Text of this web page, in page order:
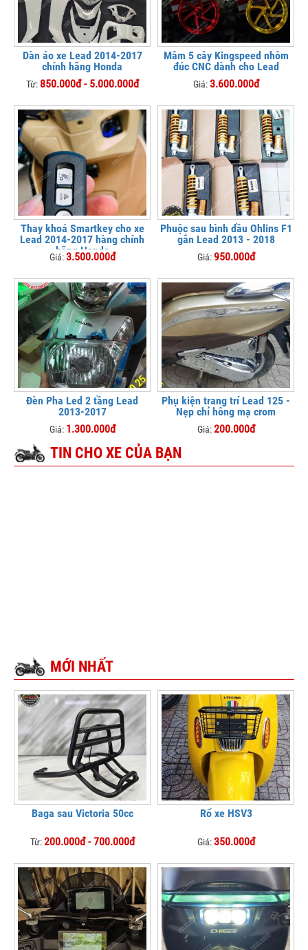
Dàn áo xe Lead 2014-2017
chính hãng Honda
Từ: 850.000đ - 5.000.000đ
Mâm 5 cây Kingspeed nhôm
đúc CNC dành cho Lead
Giá:3.600.000đ
Thay khoá Smartkey cho xe
Lead 2014-2017 hàng chính
hãng Honda
Giá:3.500.000đ
Phuộc sau bình dầu Ohlins F1
gắn Lead 2013 - 2018
Giá:950.000đ
Đèn Pha Led 2 tầng Lead
2013-2017
Giá: 1.300.000đ
Phụ kiện trang trí Lead 125 -
Nẹp chỉ hông mạ crom
Giá:200.000đ
TIN CHO XE CỦA BẠN
MỚI NHẤT
Baga sau Victoria 50cc
Từ:200.000đ - 700.000đ
Rổ xe HSV3
Giá:350.000đ